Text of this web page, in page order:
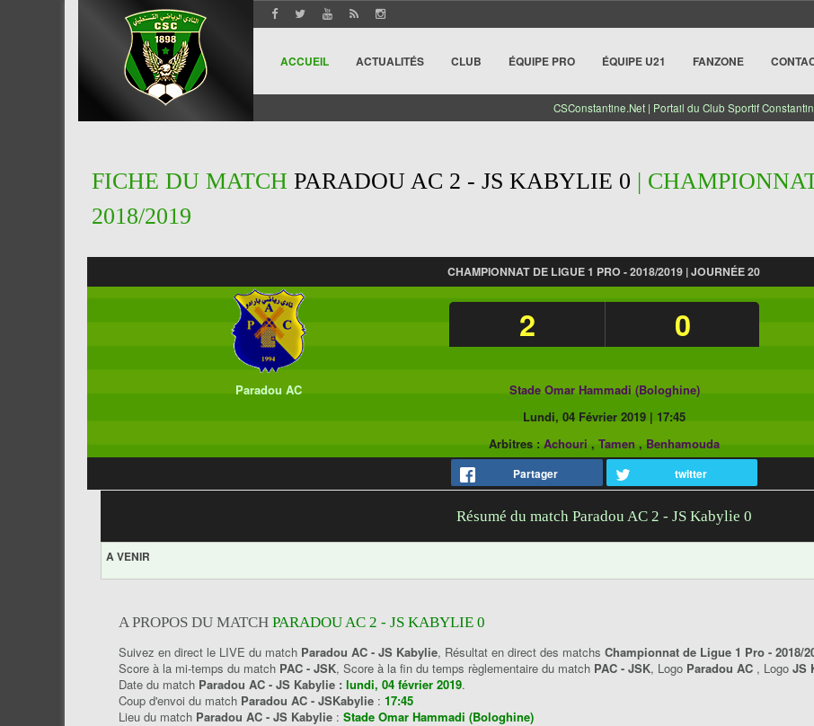
ACCUEIL ACTUALITÉS CLUB ÉQUIPE PRO ÉQUIPE U21 FANZONE
CSConstantine.Net | Portail du Club Sportif
FICHE DU MATCH PARADOU AC 2 - JS KABYLIE 0 |
2018/2019
CHAMPIONNAT DE LIGUE 1 PRO - 2018/2019 | JOURNÉE 20
2 0
Paradou AC Stade Omar Hammadi (Bologhine)
Lundi, 04 Février 2019| 17:45
Arbitres : Achouri , Tamen , Benhamouda
Partager twitter
Résumé du match Paradou AC 2 - JS Kabylie 0
A VENIR
A PROPOS DU MATCH PARADOU AC 2 - JS KABYLIE 0
Suivez en direct le LIVE du match Paradou AC - JS Kabylie, Résultat en direct des matchs Championnat de Ligue 1 Pro - 2018/
Score à la mi-temps du match PAC - JSK, Score à la fin du temps règlementaire du match PAC - JSK, Logo Paradou AC , Logo JS
Date du match Paradou AC - JS Kabylie : lundi, 04 février 2019.
Coup d'envoi du match Paradou AC - JSKabylie : 17:45
Lieu du match Paradou AC - JS Kabylie : Stade Omar Hammadi (Bologhine)